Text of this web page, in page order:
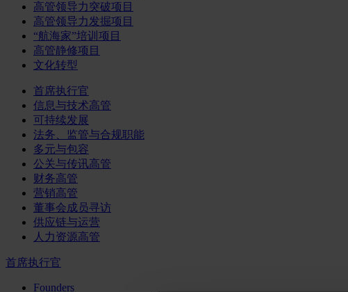
高管领导力突破项目
高管领导力发掘项目
“航海家”培训项目
高管静修项目
文化转型
首席执行官
信息与技术高管
可持续发展
法务、监管与合规职能
多元与包容
公关与传讯高管
财务高管
营销高管
董事会成员寻访
供应链与运营
人力资源高管
首席执行官
Founders